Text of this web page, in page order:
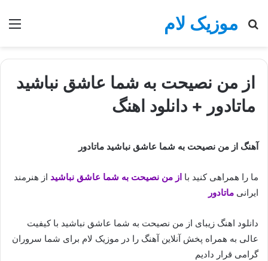
موزیک لام
جستجو
از من نصیحت به شما عاشق نباشید
ماتادور + دانلود اهنگ
آهنگ از من نصیحت به شما عاشق نباشید ماتادور
ما را همراهی کنید با از من نصیحت به شما عاشق نباشید از هنرمند
ایرانی ماتادور
دانلود اهنگ زیبای از من نصیحت به شما عاشق نباشید با کیفیت
عالی به همراه پخش آنلاین آهنگ را در موزیک لام برای شما سروران
گرامی قرار دادیم